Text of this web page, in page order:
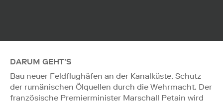
DARUM GEHT'S
Bau neuer Feldflughäfen an der Kanalküste. Schutz
der rumänischen Ölquellen durch die Wehrmacht. Der
französische Premierminister Marschall Petain wird